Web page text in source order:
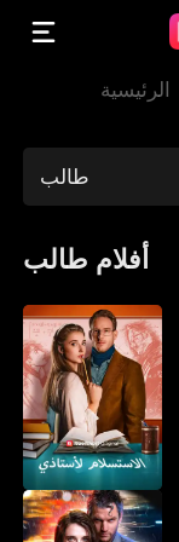
الرئيسية
طالب
أفلام طالب